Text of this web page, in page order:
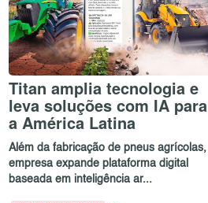
Titan amplia tecnologia e
leva soluções com IA para
a América Latina
Além da fabricação de pneus agrícolas,
empresa expande plataforma digital
baseada em inteligência ar...